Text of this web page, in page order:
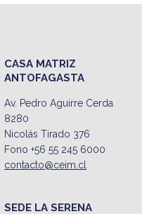
CASA MATRIZ
ANTOFAGASTA
Av. Pedro Aguirre Cerda
8280
Nicolás Tirado 376
Fono +56 55 245 6000
contacto@ceim.cl
SEDE LA SERENA